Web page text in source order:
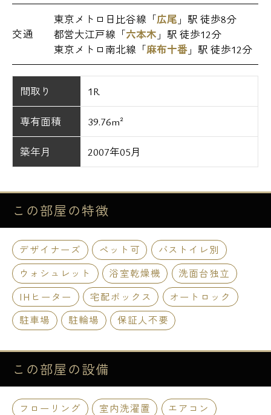
交通
東京メトロ日比谷線「広尾 」駅 徒歩8分
都営大江戸線「六本木 」駅 徒歩12分
東京メトロ南北線「麻布十番 」駅 徒歩12分
間取り 1R
専有面積 39.76m²
築年月 2007年05月
この部屋の特徴
デザイナーズ ペット可
バストイレ別
ウォシュレット
浴室乾燥機
洗面台独立
IHヒーター
宅配ボックス
オートロック
駐車場
駐輪場 保証人不要
この部屋の設備
フローリング 室内洗濯置
エアコン